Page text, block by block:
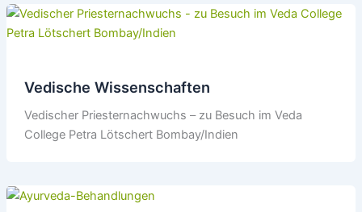
Vedische Wissenschaften
Vedischer Priesternachwuchs – zu Besuch im Veda
College Petra Lötschert Bombay/Indien